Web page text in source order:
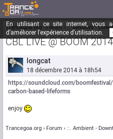
En utilisant ce site internet, vous
d'améliorer l'expérience d'utilisation.
Trancegoa.org Forum ::. Ambient -
CBL LIVE @ BOOM 2014
longcat
18 décembre 2014 à 18h54
https://soundcloud.com/
carbon-based-lifeforms
enjoy
Trancegoa.org Forum ::. Ambient -